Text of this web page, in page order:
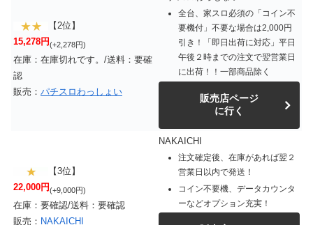
【2位】
15,278円(+2,278円)
在庫：在庫切れです。/送料：要確
認
販売： パチスロわっしょい
全台、家スロ必須の「コイン不
要機付」不要な場合は2,000円
引き！「即日出荷に対応」平日
午後２時までの注文で翌営業日
に出荷！！一部商品除く
販売店ページ
に行く
【3位】
22,000円(+9,000円)
在庫：要確認/送料：要確認
販売： NAKAICHI
NAKAICHI
注文確定後、在庫があれば翌２
営業日以内で発送！
コイン不要機、データカウンタ
ーなどオプション充実！